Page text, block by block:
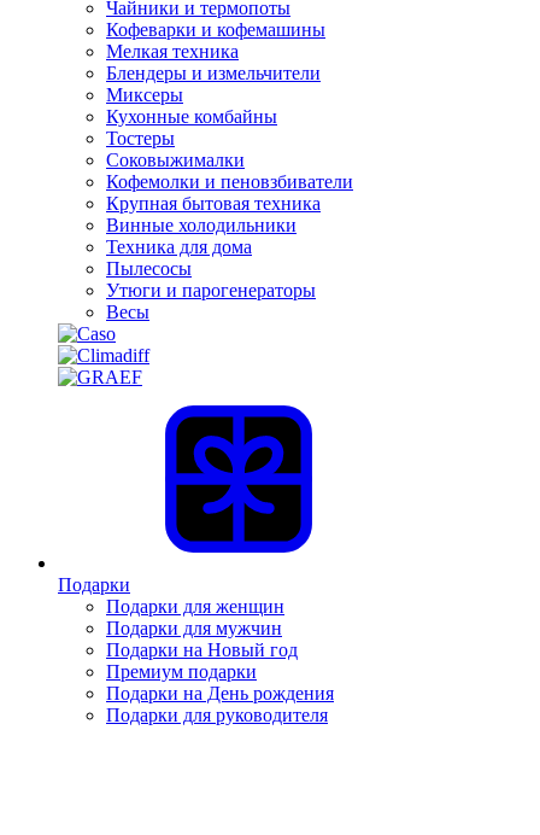
Чайники и термопоты
Кофеварки и кофемашины
Мелкая техника
Блендеры и измельчители
Миксеры
Кухонные комбайны
Тостеры
Соковыжималки
Кофемолки и пеновзбиватели
Крупная бытовая техника
Винные холодильники
Техника для дома
Пылесосы
Утюги и парогенераторы
Весы
Подарки
Подарки для женщин
Подарки для мужчин
Подарки на Новый год
Премиум подарки
Подарки на День рождения
Подарки для руководителя